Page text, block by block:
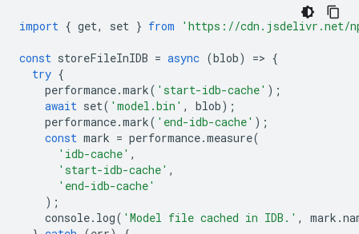
import { get, set } from 'https://cdn.jsdelivr.net/
const storeFileInIDB = async (blob) => {
try {
performance.mark( 'start-idb-cache' );
await set( 'model.bin' , blob);
performance.mark( 'end-idb-cache' );
const mark = performance.measure(
'idb-cache' ,
'start-idb-cache' ,
'end-idb-cache'
);
console. log( 'Model file cached in IDB.' , mark .